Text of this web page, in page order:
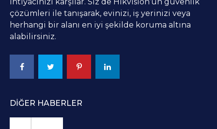
çözümleri ile tanışarak, evinizi, iş yerinizi veya
herhangi bir alanı en iyi şekilde koruma altına
alabilirsiniz.
DIĞER HABERLER